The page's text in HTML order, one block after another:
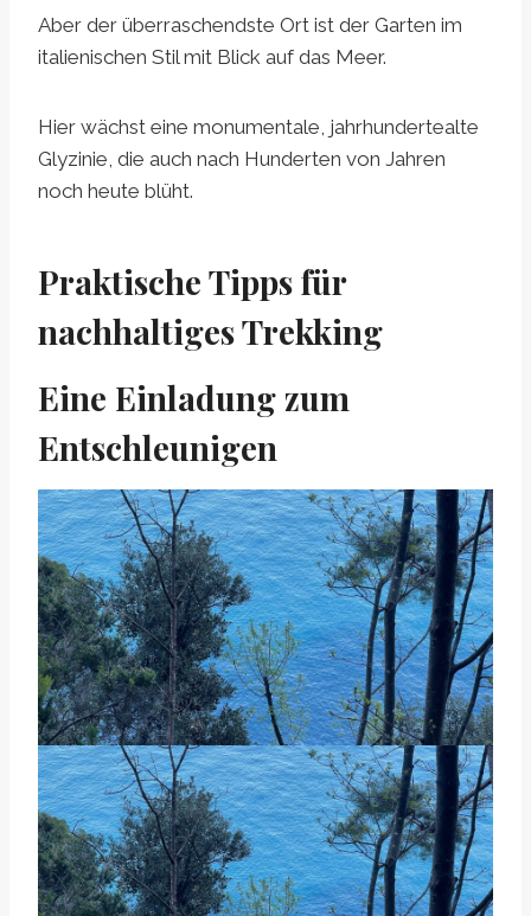
Aber der überraschendste Ort ist der Garten im
italienischen Stil mit Blick auf das Meer.
Hier wächst eine monumentale, jahrhundertealte
Glyzinie, die auch nach Hunderten von Jahren
noch heute blüht.
Praktische Tipps für
nachhaltiges Trekking
Eine Einladung zum
Entschleunigen